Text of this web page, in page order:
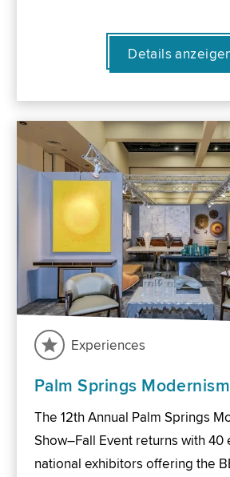
Details
Experiences
Palm Springs
The 12th Annual Palm Springs
Show–Fall Event returns with 40
national exhibitors offering the